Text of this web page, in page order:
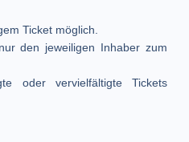
Ticket möglich.
den jeweiligen Inhaber zum
oder vervielfältigte Tickets